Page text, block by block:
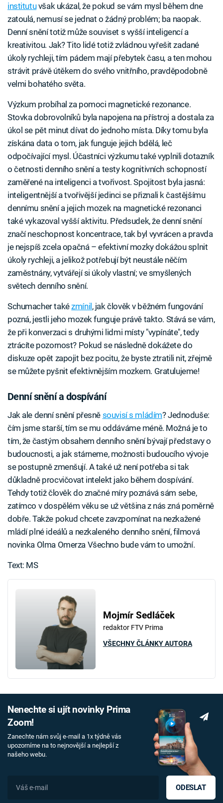
institutuvšak ukázal, že pokud se vám mysl během dne
zatoulá, nemusí se jednat o žádný problém; ba naopak.
Denní snění totiž může souviset s vyšší inteligencí a
kreativitou. Jak? Tito lidé totiž zvládnou vyřešit zadané
úkoly rychleji, tím pádem mají přebytek času, a ten mohou
strávit právě útěkem do svého vnitřního, pravděpodobně
velmi bohatého světa.
Výzkum probíhal za pomoci magnetické rezonance.
Stovka dobrovolníků byla napojena na přístroj a dostala za
úkol se pět minut dívat do jednoho místa. Díky tomu byla
získána data o tom, jak funguje jejich bdělá, leč
odpočívající mysl. Účastníci výzkumu také vyplnili dotazník
o četnosti denního snění a testy kognitivních schopností
zaměřené na inteligenci a tvořivost. Spojitost byla jasná:
inteligentnější a tvořivější jedinci se přiznali k častějšímu
dennímu snění a jejich mozek na magnetické rezonanci
také vykazoval vyšší aktivitu. Předsudek, že denní snění
značí neschopnost koncentrace, tak byl vyvrácen a pravda
je nejspíš zcela opačná – efektivní mozky dokážou splnit
úkoly rychleji, a jelikož potřebují být neustále něčím
zaměstnány, vytvářejí si úkoly vlastní; ve smyšlených
světech denního snění.
Schumacher takézmínil , jak člověk v běžném fungování
pozná, jestli jeho mozek funguje právě takto. Stává se vám,
že při konverzaci s druhými lidmi místy "vypínáte", tedy
ztrácíte pozornost? Pokud se následně dokážete do
diskuze opět zapojit bez pocitu, že byste ztratili nit, zřejmě
se můžete pyšnit efektivnějším mozkem. Gratulujeme!
Denní snění a dospívání
Jak ale denní snění přesně souvisí s mládím? Jednoduše:
čím jsme starší, tím se mu oddáváme méně. Možná je to
tím, že častým obsahem denního snění bývají představy o
budoucnosti, a jak stárneme, možnosti budoucího vývoje
se postupně zmenšují. A také už není potřeba si tak
důkladně procvičovat intelekt jako během dospívání.
Tehdy totiž člověk do značné míry poznává sám sebe,
zatímco v dospělém věku se už většina z nás zná poměrně
dobře. Takže pokud chcete zavzpomínat na nezkažené
mládí plné ideálů a nezkaleného denního snění, filmová
novinka Olma Omerza Všechno bude vám to umožní.
Text: MS
Mojmír Sedláček
redaktor FTV Prima
VŠECHNY ČLÁNKY AUTORA
Nenechte si ujít novinky Prima
Zoom!
Zanechte nám svůj e-mail a 1x týdně vás
upozorníme na to nejnovější a nejlepší z
našeho webu.
ODESLAT